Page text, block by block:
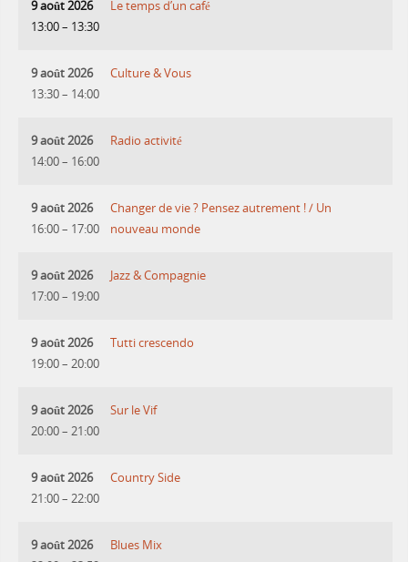
9 août 2026
13:00– 13:30
Le temps d’un café
9 août 2026
13:30– 14:00
Culture & Vous
9 août 2026
14:00– 16:00
Radio activité
9 août 2026
16:00– 17:00
Changer de vie ? Pensez autrement ! / Un
nouveau monde
9 août 2026
17:00– 19:00
Jazz & Compagnie
9 août 2026
19:00– 20:00
Tutti crescendo
9 août 2026
20:00– 21:00
Sur le Vif
9 août 2026
21:00– 22:00
Country Side
9 août 2026
Blues Mix